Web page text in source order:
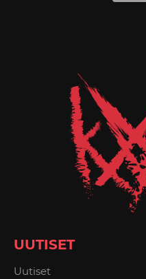
UUTISET
Uutiset